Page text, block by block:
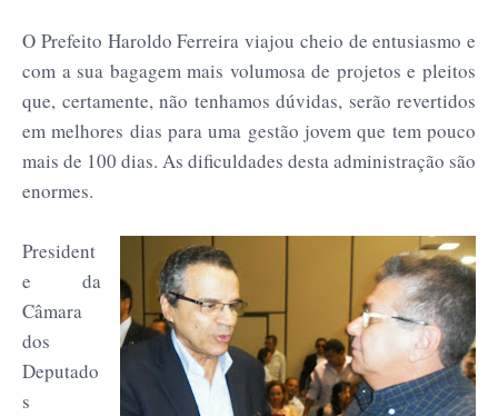
O Prefeito Haroldo Ferreira viajou cheio de entusiasmo e
com a sua bagagem mais volumosa de projetos e pleitos
que, certamente, não tenhamos dúvidas, serão revertidos
em melhores dias para uma gestão jovem que tem pouco
mais de 100 dias. As dificuldades desta administração são
enormes.
President
e da
Câmara
dos
Deputado
s